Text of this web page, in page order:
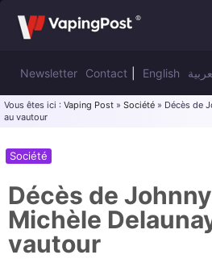
Newsletter Contact English
Vous êtes ici : Vaping Post » Société » Décès de
au vautour
Société
Décès de
Michèle
vautour